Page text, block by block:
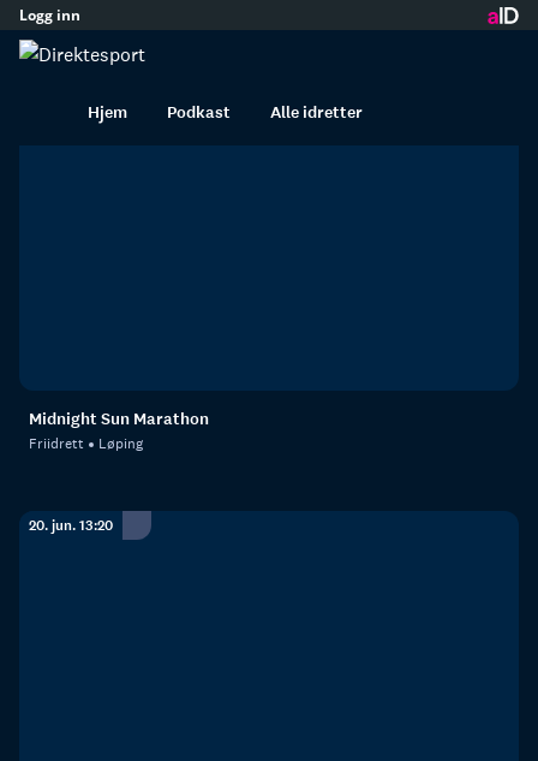
innhold
Logg inn
Hjem Podkast Alle idretter
Løping i opptak
20. jun. 17:45
Midnight Sun Marathon
Friidrett Løping
20. jun. 13:20